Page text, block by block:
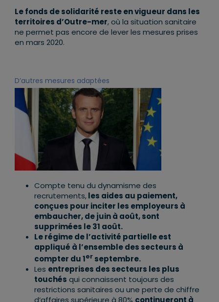
Le fonds de solidarité reste en vigueur dans les
territoires d’Outre-mer, où la situation sanitaire
ne permet pas encore de lever les mesures prises
en mars 2020.
D’autres mesures adaptées
Compte tenu du dynamisme des
recrutements,les aides au paiement,
conçues pour inciter les employeurs à
embaucher, de juin à août, sont
supprimées le 31 août.
Le régime de l’activité partielle est
appliqué à l’ensemble des secteurs à
compter du 1er septembre.
Les entreprises des secteurs les plus
touchés qui connaissent toujours des
restrictions sanitaires ou une perte de chiffre